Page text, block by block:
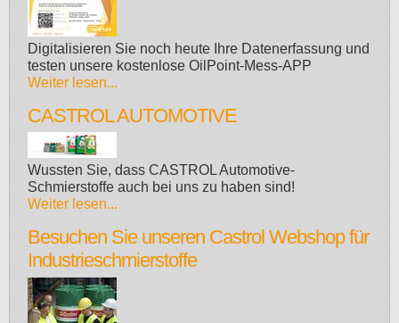
Digitalisieren Sie noch heute Ihre Datenerfassung und
testen unsere kostenlose OilPoint-Mess-APP
Weiter lesen...
CASTROL AUTOMOTIVE
Wussten Sie, dass CASTROL Automotive-
Schmierstoffe auch bei uns zu haben sind!
Weiter lesen...
Besuchen Sie unseren Castrol Webshop für
Industrieschmierstoffe